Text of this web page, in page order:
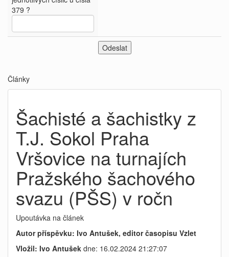
379 ?
Články
Šachisté a šachistky z
T.J. Sokol Praha
Vršovice na turnajích
Pražského šachového
svazu (PŠS) v ročn
Upoutávka na článek
Autor příspěvku: Ivo Antušek, editor časopisu Vzlet
Vložil: Ivo Antušek dne: 16.02.2024 21:27:07